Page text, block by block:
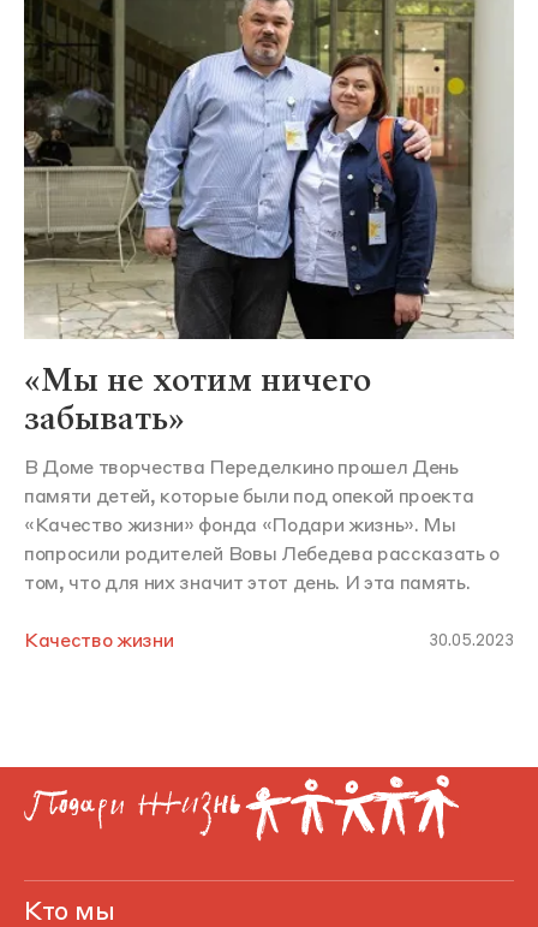
«Мы не хотим ничего
забывать»
В Доме творчества Переделкино прошел День
памяти детей, которые были под опекой проекта
«Качество жизни» фонда «Подари жизнь». Мы
попросили родителей Вовы Лебедева рассказать о
том, что для них значит этот день. И эта память.
Качество жизни 30.05.2023
Кто мы